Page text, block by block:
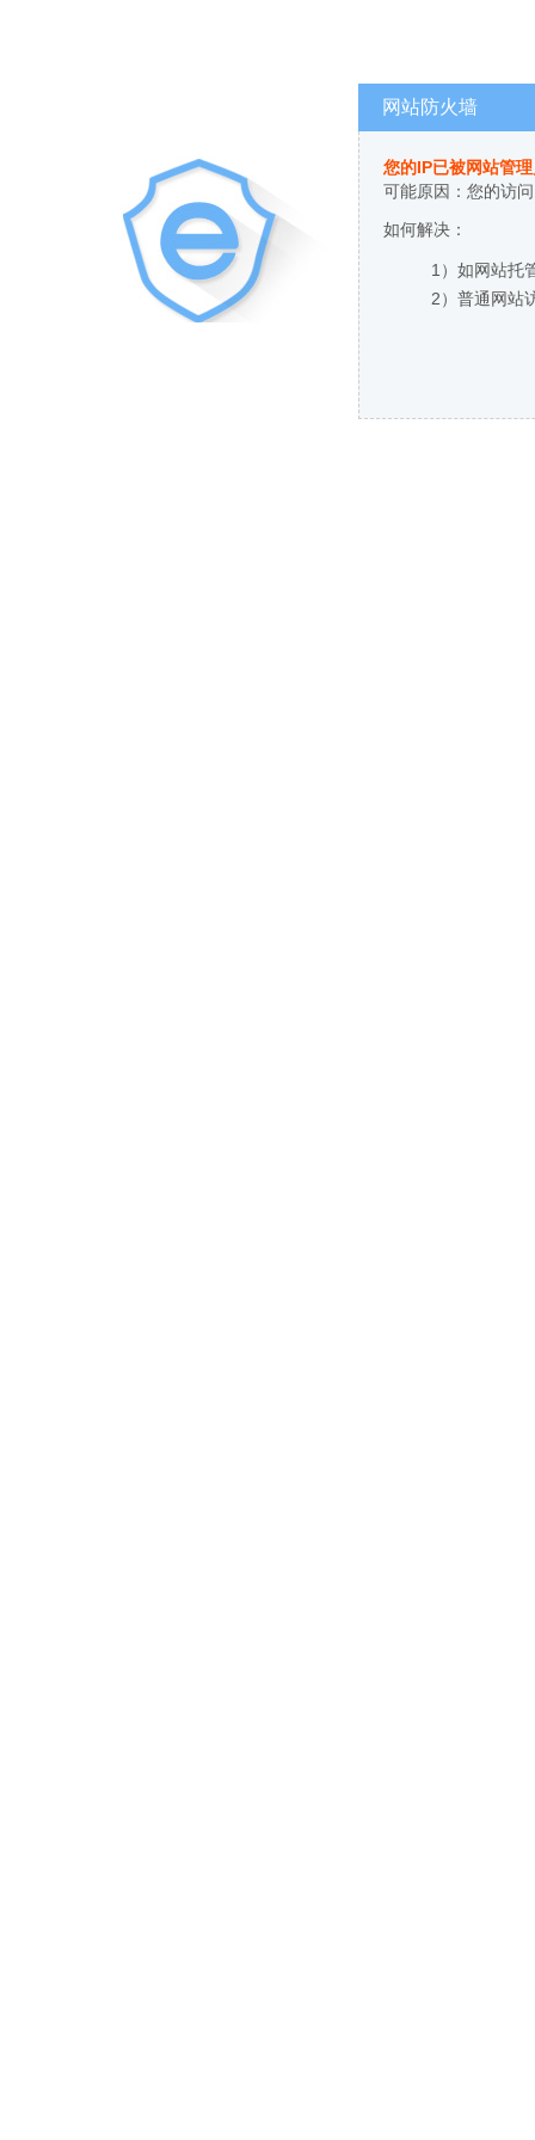
网站防火墙
您的IP已被网站管
可能原因：您的访
如何解决：
1）如网站托
2）普通网站